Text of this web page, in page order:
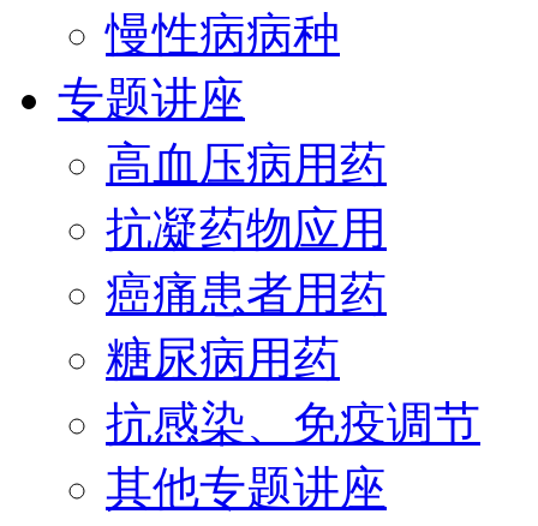
慢性病病种
专题讲座
高血压病用药
抗凝药物应用
癌痛患者用药
糖尿病用药
抗感染、免疫调节
其他专题讲座